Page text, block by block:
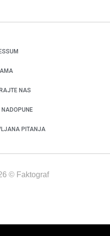
NAS
PITANJA
© Faktograf